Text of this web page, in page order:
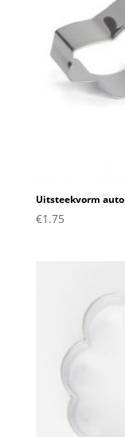
Uitsteekvorm auto
€1.75